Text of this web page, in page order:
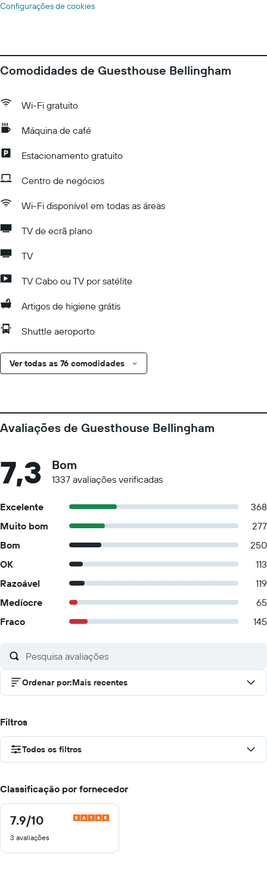
Configurações de cookies
Comodidades de Guesthouse Bellingham
Wi-Fi gratuito
Máquina de café
Estacionamento gratuito
Centro de negócios
Wi-Fi disponível em todas as áreas
TV de ecrã plano
TV
TV Cabo ou TV por satélite
Artigos de higiene grátis
Shuttle aeroporto
Ver todas as 76 comodidades
Avaliações de Guesthouse Bellingham
7,3 Bom
1337 avaliações verificadas
Excelente
368
Muito bom
277
Bom
250
OK
113
Razoável
119
Medíocre
65
Fraco
145
Ordenar por:Mais recentes
Filtros
Todos os filtros
Classificação por fornecedor
7.9/10
7.9
10
3 avaliações